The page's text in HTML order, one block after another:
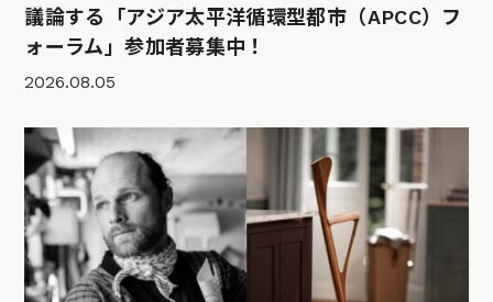
議論する「アジア太平洋循環型都市（APCC）フ
ォーラム」参加者募集中！
2026.08.05